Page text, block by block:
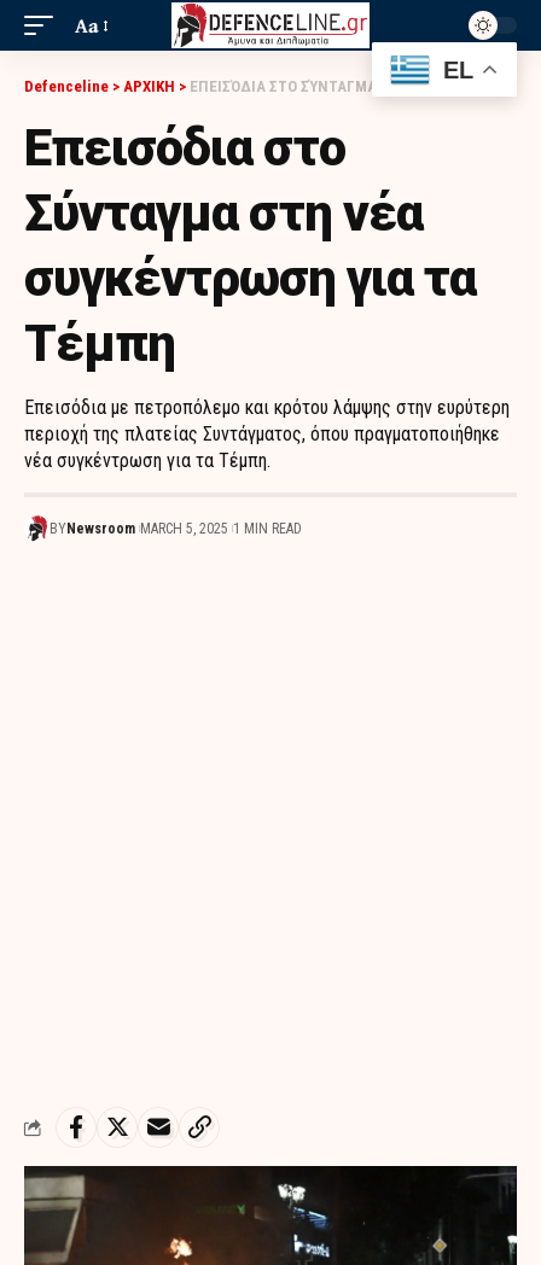
Aa
Defenceline > ΑΡΧΙΚΗ > ΕΠΕΙΣΌΔΙΑ ΣΤΟ ΣΎΝΤΑΓΜΑ ΣΤΗ ΝΈΑ ΣΥΓΚΈΝΤΡΩΣΗ ΓΙΑ ΤΑ ΤΈΜΠΗ
Επεισόδια στο
Σύνταγμα στη νέα
συγκέντρωση για τα
Τέμπη
Επεισόδια με πετροπόλεμο και κρότου λάμψης στην ευρύτερη
περιοχή της πλατείας Συντάγματος, όπου πραγματοποιήθηκε
νέα συγκέντρωση για τα Τέμπη.
BY Newsroom MARCH 5, 2025 1 MIN READ
EL